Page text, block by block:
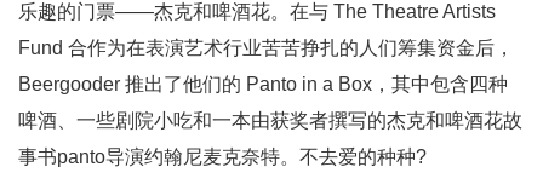
乐趣的门票——杰克和啤酒花。在与 The Theatre Artists
Fund 合作为在表演艺术行业苦苦挣扎的人们筹集资金后，
Beergooder 推出了他们的 Panto in a Box，其中包含四种
啤酒、一些剧院小吃和一本由获奖者撰写的杰克和啤酒花故
事书panto导演约翰尼麦克奈特。不去爱的种种?